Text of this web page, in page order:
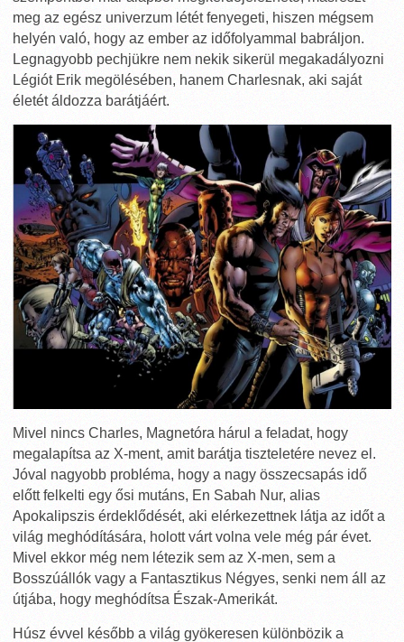
meg az egész univerzum létét fenyegeti, hiszen mégsem
helyén való, hogy az ember az időfolyammal babráljon.
Legnagyobb pechjükre nem nekik sikerül megakadályozni
Légiót Erik megölésében, hanem Charlesnak, aki saját
életét áldozza barátjáért.
Mivel nincs Charles, Magnetóra hárul a feladat, hogy
megalapítsa az X-ment, amit barátja tiszteletére nevez el.
Jóval nagyobb probléma, hogy a nagy összecsapás idő
előtt felkelti egy ősi mutáns, En Sabah Nur, alias
Apokalipszis érdeklődését, aki elérkezettnek látja az időt a
világ meghódítására, holott várt volna vele még pár évet.
Mivel ekkor még nem létezik sem az X-men, sem a
Bosszúállók vagy a Fantasztikus Négyes, senki nem áll az
útjába, hogy meghódítsa Észak-Amerikát.
Húsz évvel később a világ gyökeresen különbözik a